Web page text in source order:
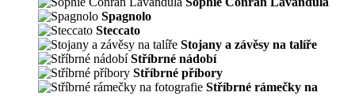
Spagnolo
Steccato
Stojany a závěsy na talíře
Stříbrné nádobí
Stříbrné příbory
Stříbrné rámečky na